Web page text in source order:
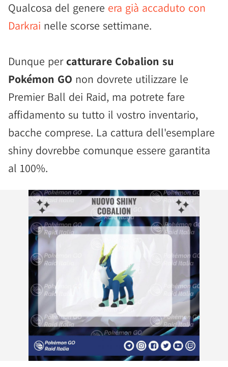
Qualcosa del genere era già accaduto con
Darkrai nelle scorse settimane.
Dunque percatturare Cobalion su
Pokémon GO non dovrete utilizzare le
Premier Ball dei Raid, ma potrete fare
affidamento su tutto il vostro inventario,
bacche comprese. La cattura dell'esemplare
shiny dovrebbe comunque essere garantita
al 100%.